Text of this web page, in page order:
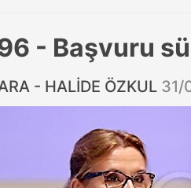
- Başvuru
- HALİDE ÖZKUL 31/